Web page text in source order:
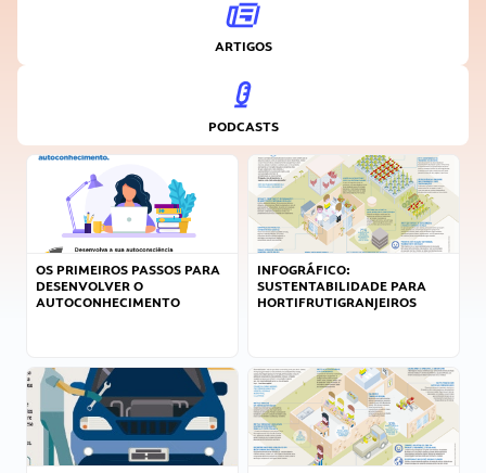
ARTIGOS
PODCASTS
OS PRIMEIROS PASSOS PARA
DESENVOLVER O
AUTOCONHECIMENTO
INFOGRÁFICO:
SUSTENTABILIDADE PARA
HORTIFRUTIGRANJEIROS